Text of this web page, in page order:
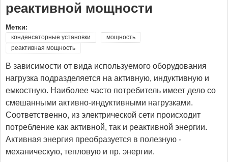
реактивной мощности
Метки:
конденсаторные установки
мощность
реактивная мощность
В зависимости от вида используемого оборудования
нагрузка подразделяется на активную, индуктивную и
емкостную. Наиболее часто потребитель имеет дело со
смешанными активно-индуктивными нагрузками.
Соответственно, из электрической сети происходит
потребление как активной, так и реактивной энергии.
Активная энергия преобразуется в полезную -
механическую, тепловую и пр. энергии.